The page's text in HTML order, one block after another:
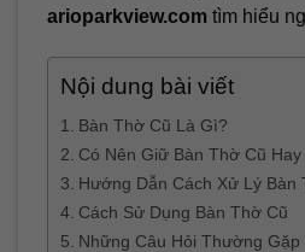
arioparkview.com tìm hiểu
Nội dung bài viết
Bàn Thờ Cũ Là Gì?
Có Nên Giữ Bàn Thờ Cũ Hay
Hướng Dẫn Cách Xử Lý Bàn
Cách Sử Dụng Bàn Thờ Cũ
Những Câu Hỏi Thường Gặp